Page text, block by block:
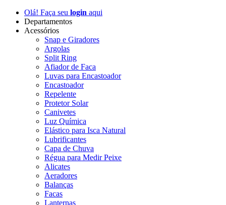
Olá! Faça seu login aqui
Departamentos
Acessórios
Snap e Giradores
Argolas
Split Ring
Afiador de Faca
Luvas para Encastoador
Encastoador
Repelente
Protetor Solar
Canivetes
Luz Química
Elástico para Isca Natural
Lubrificantes
Capa de Chuva
Régua para Medir Peixe
Alicates
Aeradores
Balanças
Facas
Lanternas